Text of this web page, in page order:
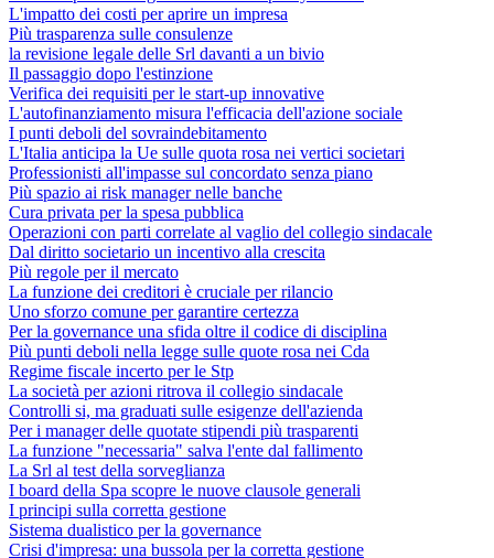
L'impatto dei costi per aprire un impresa
Più trasparenza sulle consulenze
la revisione legale delle Srl davanti a un bivio
Il passaggio dopo l'estinzione
Verifica dei requisiti per le start-up innovative
L'autofinanziamento misura l'efficacia dell'azione sociale
I punti deboli del sovraindebitamento
L'Italia anticipa la Ue sulle quota rosa nei vertici societari
Professionisti all'impasse sul concordato senza piano
Più spazio ai risk manager nelle banche
Cura privata per la spesa pubblica
Operazioni con parti correlate al vaglio del collegio sindacale
Dal diritto societario un incentivo alla crescita
Più regole per il mercato
La funzione dei creditori è cruciale per rilancio
Uno sforzo comune per garantire certezza
Per la governance una sfida oltre il codice di disciplina
Più punti deboli nella legge sulle quote rosa nei Cda
Regime fiscale incerto per le Stp
La società per azioni ritrova il collegio sindacale
Controlli si, ma graduati sulle esigenze dell'azienda
Per i manager delle quotate stipendi più trasparenti
La funzione "necessaria" salva l'ente dal fallimento
La Srl al test della sorveglianza
I board della Spa scopre le nuove clausole generali
I principi sulla corretta gestione
Sistema dualistico per la governance
Crisi d'impresa: una bussola per la corretta gestione